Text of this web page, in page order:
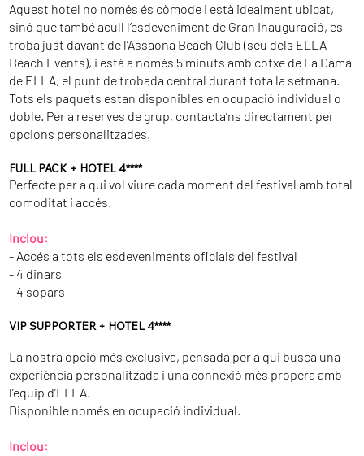
Aquest hotel no només és còmode i està idealment ubicat,
sinó que també acull l’esdeveniment de Gran Inauguració, es
troba just davant de l’Assaona Beach Club (seu dels ELLA
Beach Events), i està a només 5 minuts amb cotxe de La Dama
de ELLA, el punt de trobada central durant tota la setmana.
Tots els paquets estan disponibles en ocupació individual o
doble. Per a reserves de grup, contacta’ns directament per
opcions personalitzades.
FULL PACK + HOTEL 4****
Perfecte per a qui vol viure cada moment del festival amb total
comoditat i accés.
Inclou:
- Accés a tots els esdeveniments oficials del festival
- 4 dinars
- 4 sopars
VIP SUPPORTER + HOTEL 4****
La nostra opció més exclusiva, pensada per a qui busca una
experiència personalitzada i una connexió més propera amb
l’equip d’ELLA.
Disponible només en ocupació individual.
Inclou: